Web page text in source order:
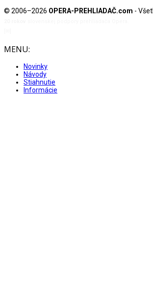
© 2006–2026 OPERA-PREHLIADAČ.com -
MENU:
Novinky
Návody
Stiahnutie
Informácie